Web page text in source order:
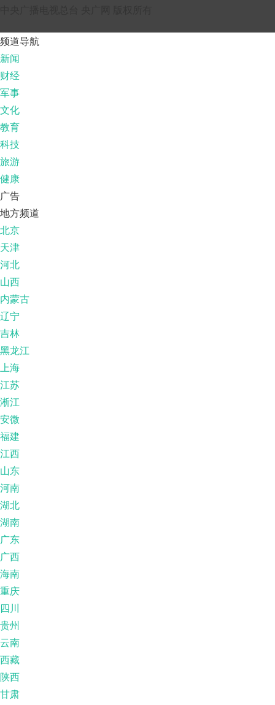
频道导航
新闻
财经
军事
文化
教育
科技
旅游
健康
广告
地方频道
北京
天津
河北
山西
内蒙古
辽宁
吉林
黑龙江
上海
江苏
淅江
安微
福建
江西
山东
河南
湖北
湖南
广东
广西
海南
重庆
四川
贵州
云南
西藏
陕西
甘肃